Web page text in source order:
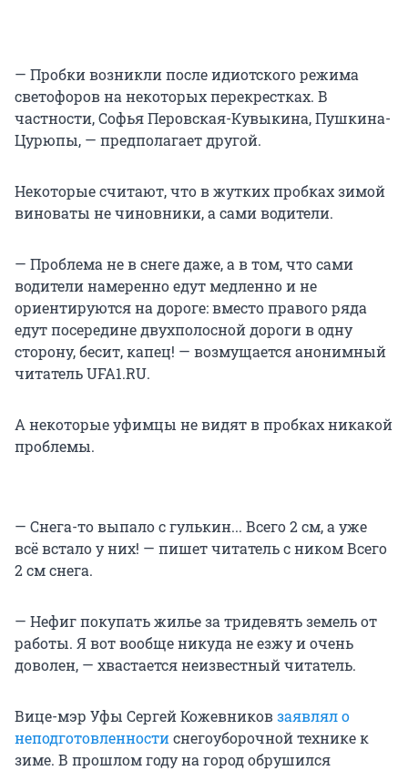
— Пробки возникли после идиотского режима
светофоров на некоторых перекрестках. В
частности, Софья Перовская-Кувыкина, Пушкина-
Цурюпы, — предполагает другой.
Некоторые считают, что в жутких пробках зимой
виноваты не чиновники, а сами водители.
— Проблема не в снеге даже, а в том, что сами
водители намеренно едут медленно и не
ориентируются на дороге: вместо правого ряда
едут посередине двухполосной дороги в одну
сторону, бесит, капец! — возмущается анонимный
читатель UFA1.RU.
А некоторые уфимцы не видят в пробках никакой
проблемы.
— Снега-то выпало с гулькин... Всего 2 см, а уже
всё встало у них! — пишет читатель с ником Всего
2 см снега.
— Нефиг покупать жилье за тридевять земель от
работы. Я вот вообще никуда не езжу и очень
доволен, — хвастается неизвестный читатель.
Вице-мэр Уфы Сергей Кожевниковзаявлял о
неподготовленностиснегоуборочной технике к
зиме. В прошлом году на город обрушился